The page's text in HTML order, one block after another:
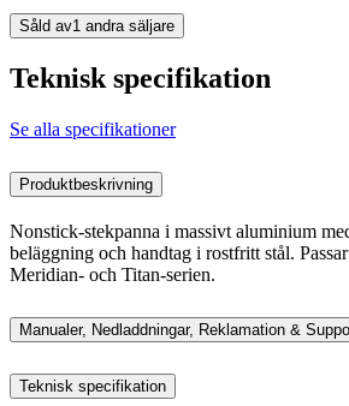
Såld av1 andra säljare
Teknisk specifikation
Se alla specifikationer
Produktbeskrivning
Nonstick-stekpanna i massivt aluminium
beläggning och handtag i rostfritt stål.
Meridian- och Titan-serien.
Manualer, Nedladdningar, Reklamation &
Teknisk specifikation